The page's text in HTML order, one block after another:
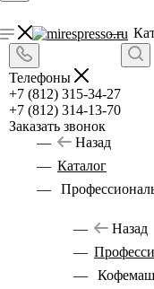
Телефоны
+7 (812) 315-34-27
+7 (812) 314-13-70
Заказать звонок
Назад
Каталог
Назад